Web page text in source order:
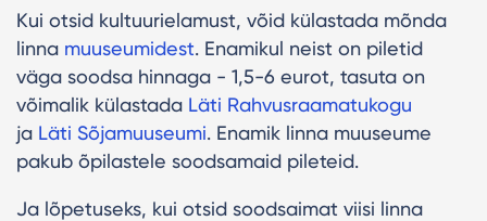
Kui otsid kultuurielamust, võid külastada mõnda
linna muuseumidest. Enamikul neist on piletid
väga soodsa hinnaga - 1,5-6 eurot, tasuta on
võimalik külastada Läti Rahvusraamatukogu
ja Läti Sõjamuuseumi. Enamik linna muuseume
pakub õpilastele soodsamaid pileteid.
Ja lõpetuseks, kui otsid soodsaimat viisi linna